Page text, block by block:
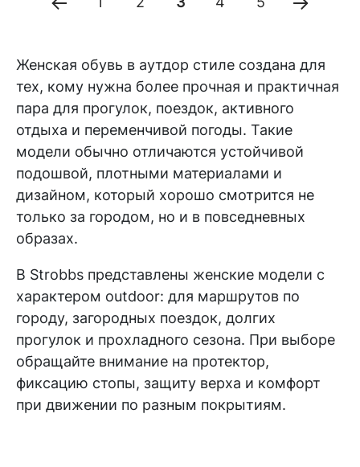
Женская обувь в аутдор стиле создана для
тех, кому нужна более прочная и практичная
пара для прогулок, поездок, активного
отдыха и переменчивой погоды. Такие
модели обычно отличаются устойчивой
подошвой, плотными материалами и
дизайном, который хорошо смотрится не
только за городом, но и в повседневных
образах.
В Strobbs представлены женские модели с
характером outdoor: для маршрутов по
городу, загородных поездок, долгих
прогулок и прохладного сезона. При выборе
обращайте внимание на протектор,
фиксацию стопы, защиту верха и комфорт
при движении по разным покрытиям.